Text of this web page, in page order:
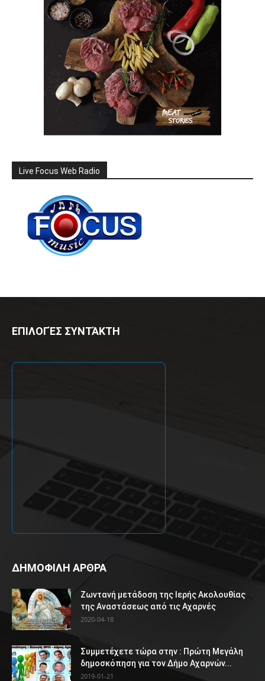
Live Focus Web Radio
ΕΠΙΛΟΓΈΣ ΣΥΝΤΆΚΤΗ
ΔΗΜΟΦΙΛΗ ΑΡΘΡΑ
Ζωντανή μετάδοση της Ιερής Ακολουθίας
της Αναστάσεως από τις Αχαρνές
2020-04-18
Συμμετέχετε τώρα στην : Πρώτη Μεγάλη
δημοσκόπηση για τον Δήμο Αχαρνών...
2019-01-21